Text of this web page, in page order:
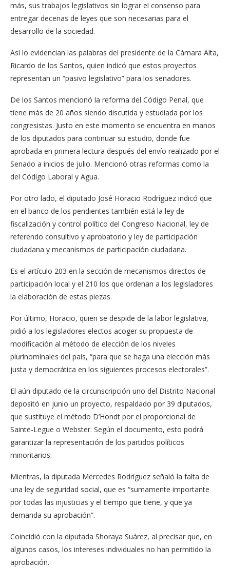
más, sus trabajos legislativos sin lograr el consenso para
entregar decenas de leyes que son necesarias para el
desarrollo de la sociedad.
Así lo evidencian las palabras del presidente de la Cámara Alta,
Ricardo de los Santos, quien indicó que estos proyectos
representan un “pasivo legislativo” para los senadores.
De los Santos mencionó la reforma del Código Penal, que
tiene más de 20 años siendo discutida y estudiada por los
congresistas. Justo en este momento se encuentra en manos
de los diputados para continuar su estudio, donde fue
aprobada en primera lectura después del envío realizado por el
Senado a inicios de julio. Mencionó otras reformas como la
del Código Laboral y Agua.
Por otro lado, el diputado José Horacio Rodríguez indicó que
en el banco de los pendientes también está la ley de
fiscalización y control político del Congreso Nacional, ley de
referendo consultivo y aprobatorio y ley de participación
ciudadana y mecanismos de participación ciudadana.
Es el artículo 203 en la sección de mecanismos directos de
participación local y el 210 los que ordenan a los legisladores
la elaboración de estas piezas.
Por último, Horacio, quien se despide de la labor legislativa,
pidió a los legisladores electos acoger su propuesta de
modificación al método de elección de los niveles
plurinominales del país, “para que se haga una elección más
justa y democrática en los siguientes procesos electorales”.
El aún diputado de la circunscripción uno del Distrito Nacional
depositó en junio un proyecto, respaldado por 39 diputados,
que sustituye el método D’Hondt por el proporcional de
Sainte-Legue o Webster. Según el documento, esto podrá
garantizar la representación de los partidos políticos
minoritarios.
Mientras, la diputada Mercedes Rodríguez señaló la falta de
una ley de seguridad social, que es “sumamente importante
por todas las injusticias y el tiempo que tiene, y que ya
demanda su aprobación”.
Coincidió con la diputada Shoraya Suárez, al precisar que, en
algunos casos, los intereses individuales no han permitido la
aprobación.